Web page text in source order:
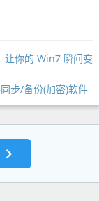
你的 Win7 瞬间变
步/备份(加密)软件